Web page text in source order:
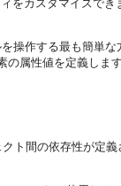
カスタマイズで
作する最も簡単
属性値を定義し
間の依存性が定